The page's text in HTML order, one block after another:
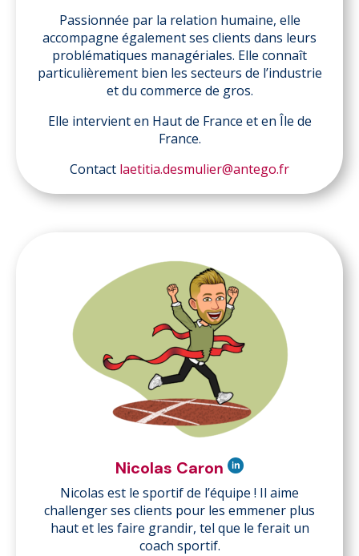
Passionnée par la relation humaine, elle
accompagne également ses clients dans leurs
problématiques managériales. Elle connaît
particulièrement bien les secteurs de l’industrie
et du commerce de gros.
Elle intervient en Haut de France et en Île de
France.
Contact laetitia.desmulier@antego.fr
Nicolas Caron
Nicolas est le sportif de l’équipe ! Il aime
challenger ses clients pour les emmener plus
haut et les faire grandir, tel que le ferait un
coach sportif.